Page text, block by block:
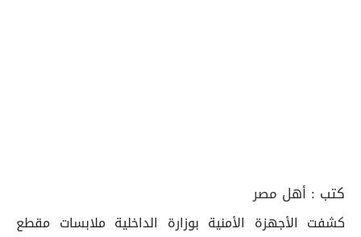
كتب : أهل مصر
كشفت الأجهزة الأمنية بوزارة الداخلية ملابسات مقطع